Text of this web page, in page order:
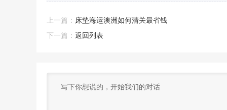
上一篇： 床垫海运澳洲如何清关最省钱
下一篇： 返回列表